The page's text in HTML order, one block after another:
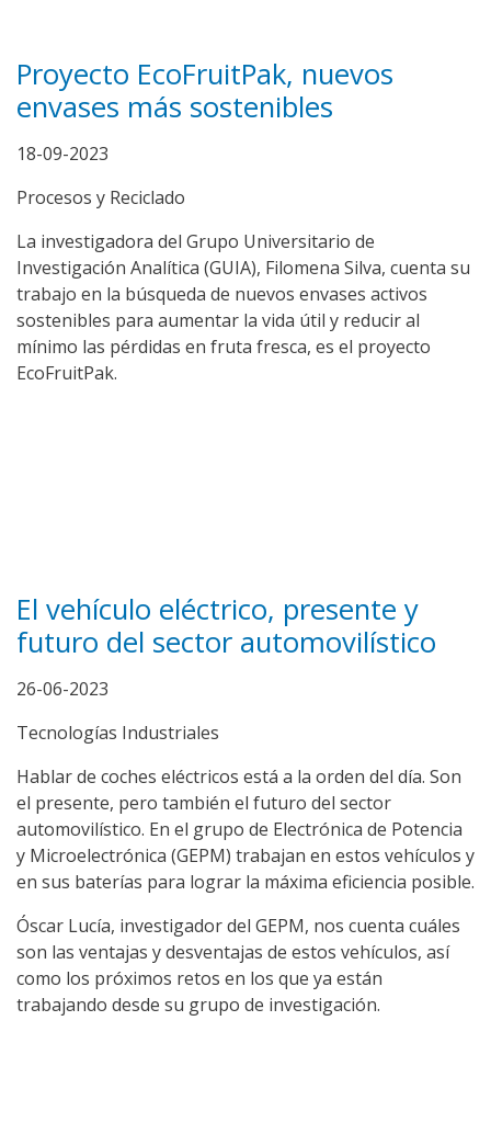
Proyecto EcoFruitPak, nuevos
envases más sostenibles
18-09-2023
Procesos y Reciclado
La investigadora del Grupo Universitario de
Investigación Analítica (GUIA), Filomena Silva, cuenta su
trabajo en la búsqueda de nuevos envases activos
sostenibles para aumentar la vida útil y reducir al
mínimo las pérdidas en fruta fresca, es el proyecto
EcoFruitPak.
El vehículo eléctrico, presente y
futuro del sector automovilístico
26-06-2023
Tecnologías Industriales
Hablar de coches eléctricos está a la orden del día. Son
el presente, pero también el futuro del sector
automovilístico. En el grupo de Electrónica de Potencia
y Microelectrónica (GEPM) trabajan en estos vehículos y
en sus baterías para lograr la máxima eficiencia posible.
Óscar Lucía, investigador del GEPM, nos cuenta cuáles
son las ventajas y desventajas de estos vehículos, así
como los próximos retos en los que ya están
trabajando desde su grupo de investigación.